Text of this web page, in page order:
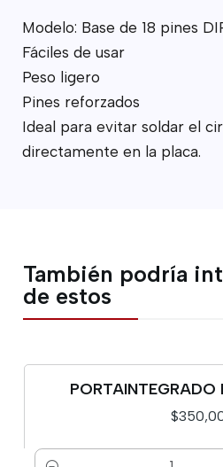
Modelo: Base de 18 pines
Fáciles de usar
Peso ligero
Pines reforzados
Ideal para evitar soldar el
directamente en la placa.
También podría
de estos
PORTAINTEGRADO